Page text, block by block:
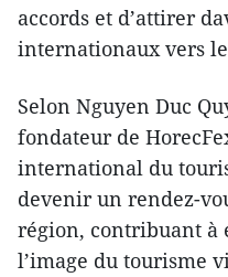
accords et d’attirer
internationaux vers
Selon Nguyen Duc
fondateur de
international du
devenir un rendez-
région, contribuant à
l’image du tourisme